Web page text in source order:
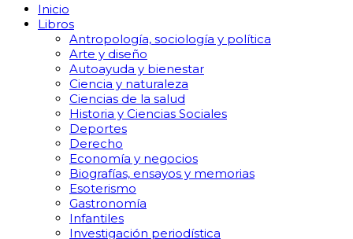
Inicio
Libros
Antropología, sociología y política
Arte y diseño
Autoayuda y bienestar
Ciencia y naturaleza
Ciencias de la salud
Historia y Ciencias Sociales
Deportes
Derecho
Economía y negocios
Biografías, ensayos y memorias
Esoterismo
Gastronomía
Infantiles
Investigación periodística